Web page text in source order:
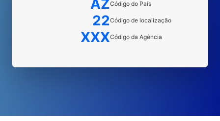
AZCódigo do País
22Código de localização
XXXCódigo da Agência